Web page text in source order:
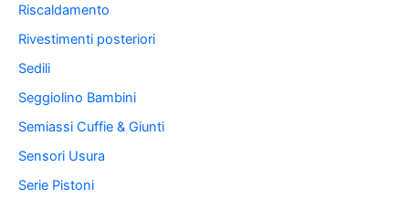
Riscaldamento
Rivestimenti posteriori
Sedili
Seggiolino Bambini
Semiassi Cuffie & Giunti
Sensori Usura
Serie Pistoni